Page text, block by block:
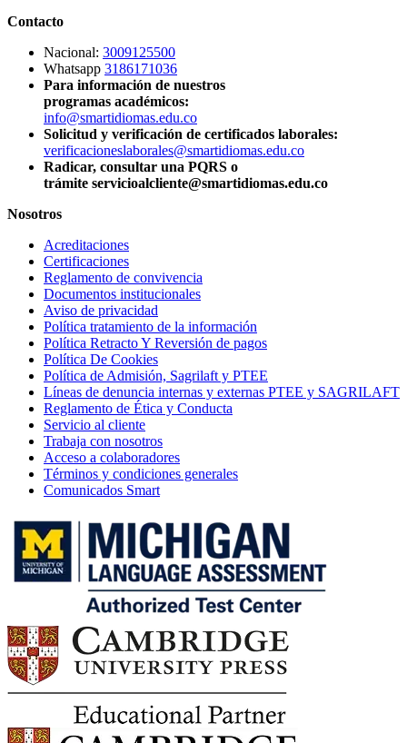
Contacto
Nacional: 3009125500
Whatsapp 3186171036
Para información de nuestros
programas académicos:
info@smartidiomas.edu.co
Solicitud y verificación de certificados laborales:
verificacioneslaborales@smartidiomas.edu.co
Radicar, consultar una PQRS o
trámite servicioalcliente@smartidiomas.edu.co
Nosotros
Acreditaciones
Certificaciones
Reglamento de convivencia
Documentos institucionales
Aviso de privacidad
Política tratamiento de la información
Política Retracto Y Reversión de pagos
Política De Cookies
Política de Admisión, Sagrilaft y PTEE
Líneas de denuncia internas y externas PTEE y SAGRILAFT
Reglamento de Ética y Conducta
Servicio al cliente
Trabaja con nosotros
Acceso a colaboradores
Términos y condiciones generales
Comunicados Smart